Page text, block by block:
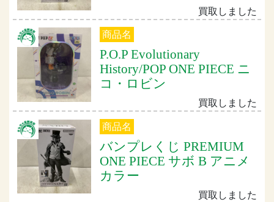
買取しました
商品名
P.O.P Evolutionary
History/POP ONE PIECE ニ
コ・ロビン
買取しました
商品名
バンプレくじ PREMIUM
ONE PIECE サボ B アニメ
カラー
買取しました